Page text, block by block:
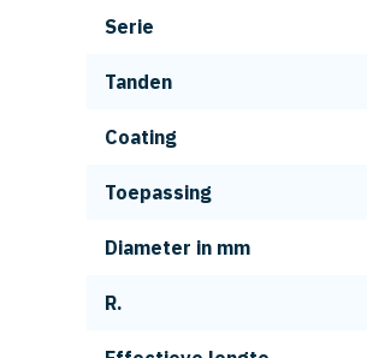
Serie
Tanden
Coating
Toepassing
Diameter in mm
R.